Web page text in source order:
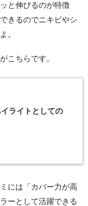
と伸びるのが特徴
きるのでニキビやシ
。
こちらです。
ライトとしての
には「カバー力が高
ーとして活躍できる